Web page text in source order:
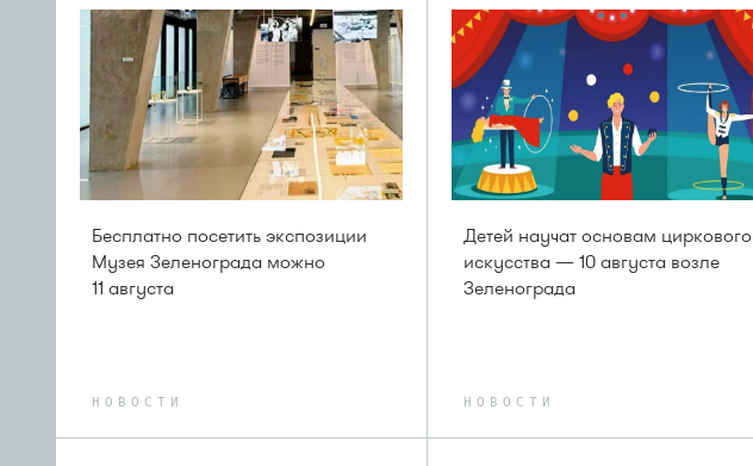
Бесплатно посетить экспозиции
Музея Зеленограда можно
11 августа
НОВОСТИ
Детей научат основам циркового
искусства — 10 августа возле
Зеленограда
НОВОСТИ